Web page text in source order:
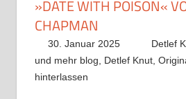
»DATE WITH POISON«
CHAPMAN
30. Januar 2025 Detlef
und mehr blog, Detlef Knut,
hinterlassen